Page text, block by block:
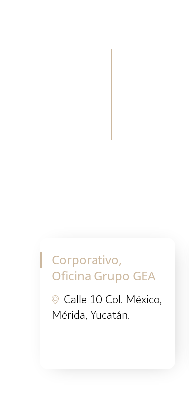
Corporativo,
Oficina Grupo GEA
Calle 10 Col. México,
Mérida, Yucatán.